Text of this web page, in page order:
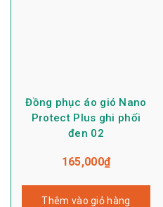
Đồng phục áo gió Nano
Protect Plus ghi phối
đen 02
165,000₫
Thêm vào giỏ hàng